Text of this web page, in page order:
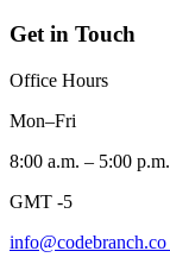
Get in Touch
Office Hours
Mon–Fri
8:00 a.m. – 5:00 p.m.
GMT -5
info@codebranch.co